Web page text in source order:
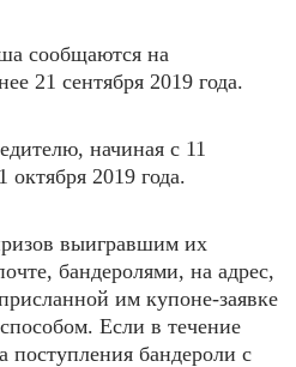
сообщаются на
21 сентября 2019 года.
начиная с 11
октября 2019 года.
выигравшим их
бандеролями, на адрес,
им купоне-заявке
Если в течение
поступления бандероли с